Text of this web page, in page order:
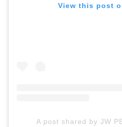
View this post
A post shared by JW